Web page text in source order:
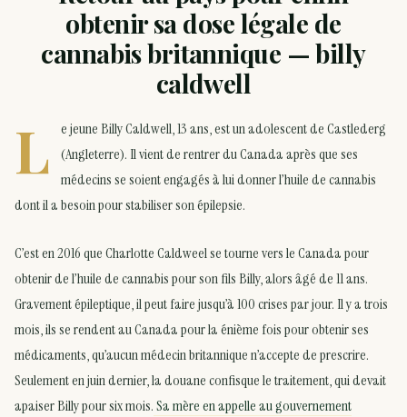
obtenir sa dose légale de
cannabis britannique — billy
caldwell
L
e jeune Billy Caldwell, 13 ans, est un adolescent de Castlederg
(Angleterre). Il vient de rentrer du Canada après que ses
médecins se soient engagés à lui donner l’huile de cannabis
dont il a besoin pour stabiliser son épilepsie.
C’est en 2016 que Charlotte Caldweel se tourne vers le Canada pour
obtenir de l’huile de cannabis pour son fils Billy, alors âgé de 11 ans.
Gravement épileptique, il peut faire jusqu’à 100 crises par jour. Il y a trois
mois, ils se rendent au Canada pour la énième fois pour obtenir ses
médicaments, qu’aucun médecin britannique n’accepte de prescrire.
Seulement en juin dernier, la douane confisque le traitement, qui devait
apaiser Billy pour six mois.Sa mère en appelle au gouvernement